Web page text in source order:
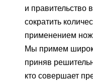
и правительство
сократить
применением
Мы примем
приняв
кто совершает